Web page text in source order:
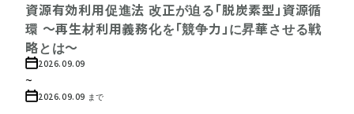
資源有効利用促進法 改正が迫る「脱炭素型」資源循
環 〜再生材利用義務化を「競争力」に昇華させる戦
略とは〜
2026.09.09
~
2026.09.09 まで